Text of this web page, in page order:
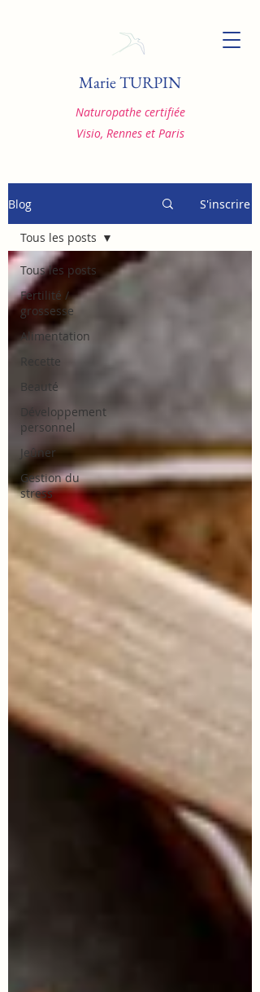
Marie TURPIN
Naturopathe certifiée
Visio, Rennes et Paris
Blog S'inscrire
Tous les posts
Fertilité /
grossesse
Alimentation
Recette
Beauté
Développement
personnel
Jeûner
Gestion du
stress
Tous les posts